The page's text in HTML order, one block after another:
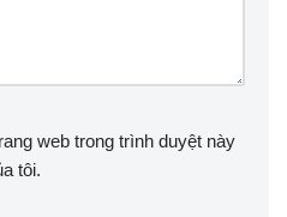
web trong trình duyệt này
tôi.